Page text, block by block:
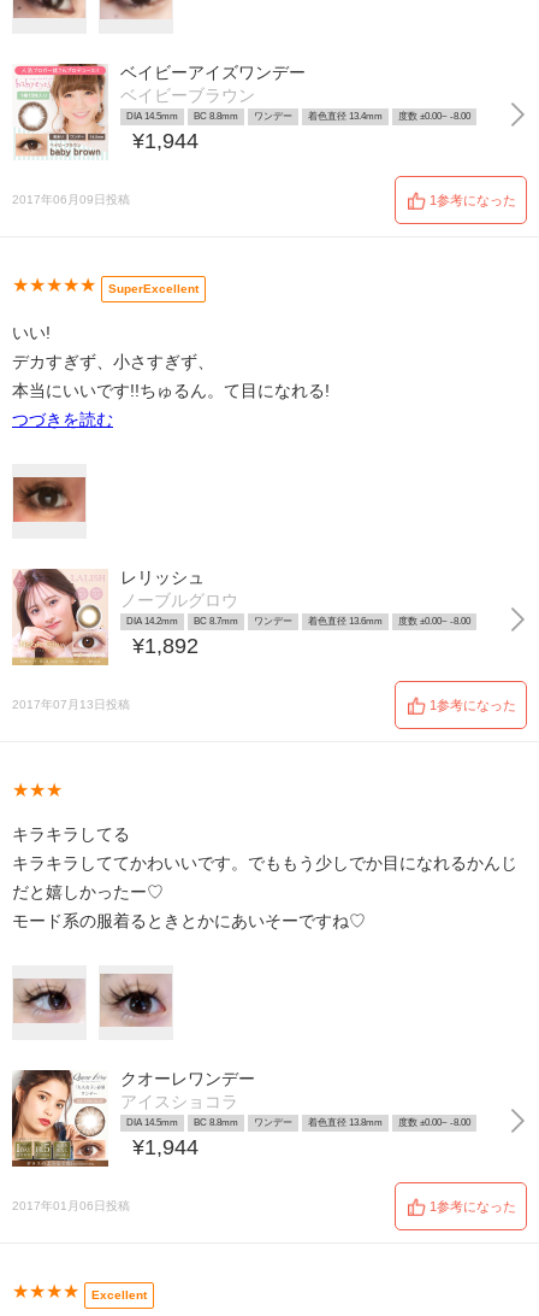
ベイビーアイズワンデー
ベイビーブラウン
DIA 14.5mm BC 8.8mm ワンデー 着色直径 13.4mm 度数 ±0.00~ -8.00
¥1,944
2017年06月09日投稿 1参考になった
★★★★★ SuperExcellent
いい!
デカすぎず、小さすぎず、
本当にいいです!!ちゅるん。て目になれる!
つづきを読む
レリッシュ
ノーブルグロウ
DIA 14.2mm BC 8.7mm ワンデー 着色直径 13.6mm 度数 ±0.00~ -8.00
¥1,892
2017年07月13日投稿 1参考になった
★★★
キラキラしてる
キラキラしててかわいいです。でももう少しでか目になれるかんじ
だと嬉しかったー♡
モード系の服着るときとかにあいそーですね♡
クオーレワンデー
アイスショコラ
DIA 14.5mm BC 8.8mm ワンデー 着色直径 13.8mm 度数 ±0.00~ -8.00
¥1,944
2017年01月06日投稿 1参考になった
★★★★ Excellent